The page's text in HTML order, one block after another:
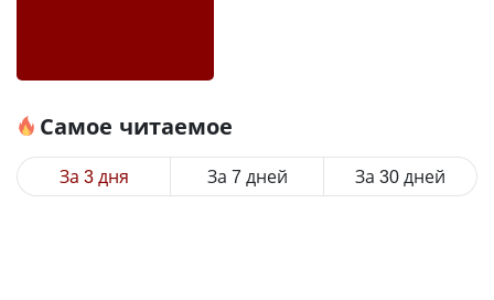
Самое читаемое
За 3 дня За 7 дней За 30 дней